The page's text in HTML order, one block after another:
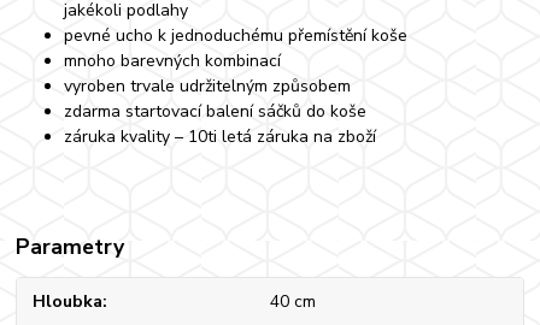
jakékoli podlahy
pevné ucho k jednoduchému přemístění koše
mnoho barevných kombinací
vyroben trvale udržitelným způsobem
zdarma startovací balení sáčků do koše
záruka kvality – 10ti letá záruka na zboží
Parametry
Hloubka 40 cm